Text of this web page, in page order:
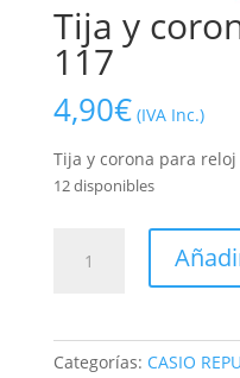
Tija y
117
4,90€ (IVA Inc.)
Tija y corona para
12 disponibles
Categorías: CASIO